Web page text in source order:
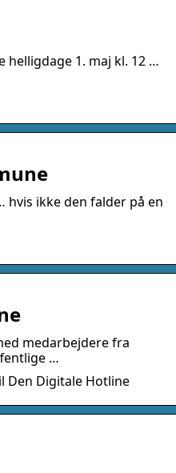
helligdage 1. maj kl. 12 …
ikke den falder på en
medarbejdere fra
…
Den Digitale Hotline